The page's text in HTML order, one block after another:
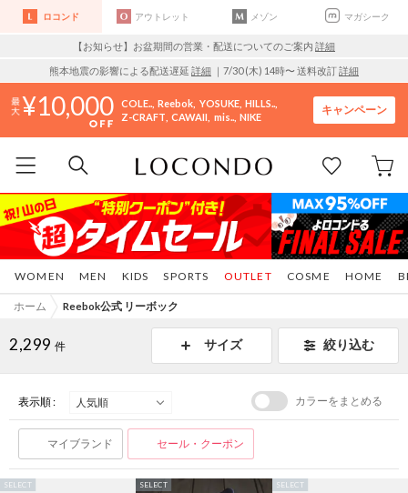
ロコンド アウトレット メゾン マガシーク
【お知らせ】お盆期間の営業・配送についてのご案内 詳細
熊本地震の影響による配送遅延 詳細 ｜7/30 (木) 14時〜 送料改訂詳細
10,000 COLE.. Reebok YOSUKE HILLS..
Z-CRAFT CAWAII mis.. NIKE
キャンペーン
WOMEN MEN KIDS SPORTS COSME HOME
OUTLET
ホーム Reebok公式 リーボック
2,299 件 サイズ 絞り込む
表示順 : カラーをまとめる
マイブランド セール・クーポン
SELECT SELECT SELECT